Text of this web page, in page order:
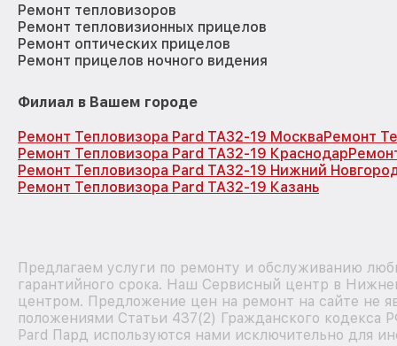
Ремонт тепловизоров
Ремонт тепловизионных прицелов
Ремонт оптических прицелов
Ремонт прицелов ночного видения
Филиал в Вашем городе
Ремонт Тепловизора Pard TA32-19 МоскваРемонт
Ремонт Тепловизора Pard TA32-19 Краснодар
Ремонт Тепловизора Pard TA32-19 Нижний
Ремонт Тепловизора Pard TA32-19 Казань
Предлагаем услуги по ремонту и обслуживанию
гарантийного срока. Наш Сервисный центр в
центром. Предложение цен на ремонт на сайте не
положениями Статьи 437(2) Гражданского кодекса
Pard Пард используются нами исключительно для